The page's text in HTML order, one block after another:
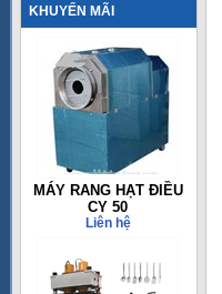
KHUYẾN MÃI
MÁY RANG HẠT ĐIỀU
CY 50
Liên hệ